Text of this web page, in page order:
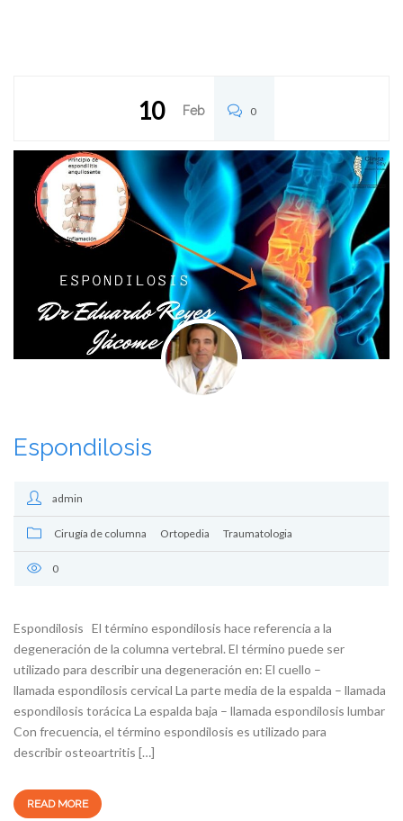
10 Feb 0
Espondilosis
admin
Cirugía de columna Ortopedia Traumatologia
0
Espondilosis El término espondilosis hace referencia a la
degeneración de la columna vertebral. El término puede ser
utilizado para describir una degeneración en: El cuello –
llamada espondilosis cervical La parte media de la espalda – llamada
espondilosis torácica La espalda baja – llamada espondilosis lumbar
Con frecuencia, el término espondilosis es utilizado para
describir osteoartritis […]
READ MORE